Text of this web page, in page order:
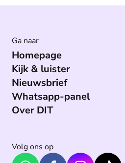
Ga naar
Homepage
Kijk & luister
Nieuwsbrief
Whatsapp-panel
Over DIT
Volg ons op